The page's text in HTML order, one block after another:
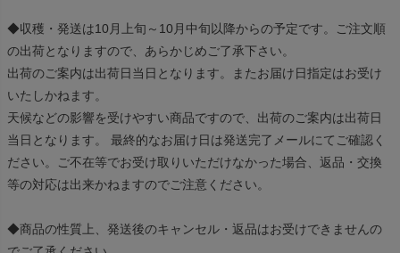
◆収穫・発送は10月上旬～10月中旬以降からの予定です。ご注文順
の出荷となりますので、あらかじめご了承下さい。
出荷のご案内は出荷日当日となります。またお届け日指定はお受け
いたしかねます。
天候などの影響を受けやすい商品ですので、出荷のご案内は出荷日
当日となります。 最終的なお届け日は発送完了メールにてご確認く
ださい。ご不在等でお受け取りいただけなかった場合、返品・交換
等の対応は出来かねますのでご注意ください。
◆商品の性質上、発送後のキャンセル・返品はお受けできませんの